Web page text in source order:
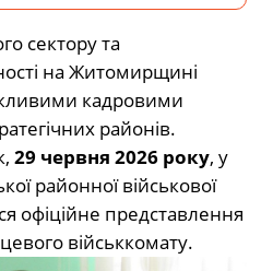
сектору та
на Житомирщині
кадровими
районів.
29 червня 2026 року, у
районної військової
офіційне представлення
військкомату.